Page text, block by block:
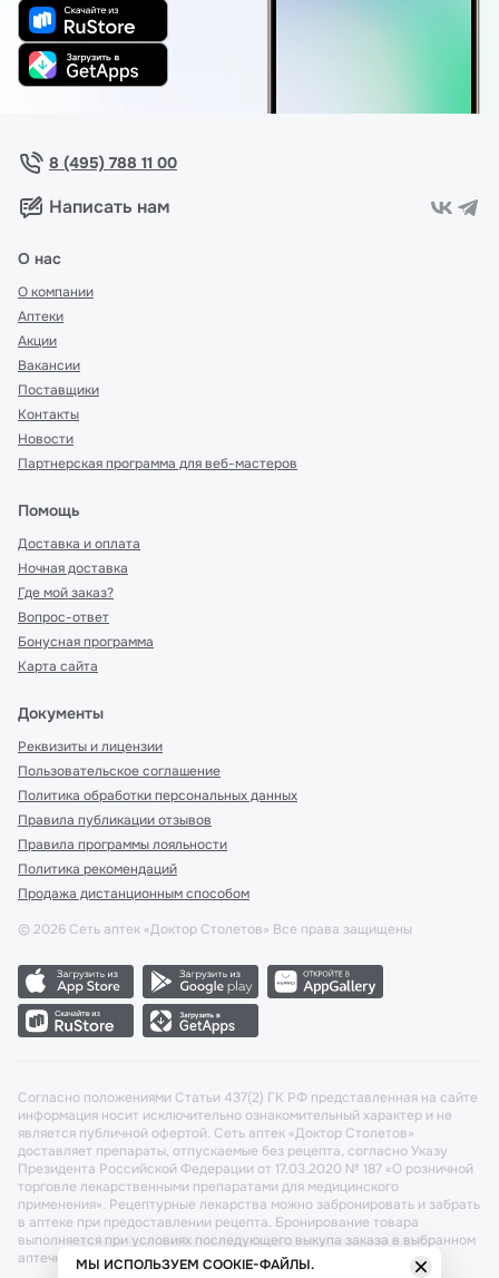
8 (495) 788 11 00
Написать нам
О нас
О компании
Аптеки
Акции
Вакансии
Поставщики
Контакты
Новости
Партнерская программа для веб-мастеров
Помощь
Доставка и оплата
Ночная доставка
Где мой заказ?
Вопрос-ответ
Бонусная программа
Карта сайта
Документы
Реквизиты и лицензии
Пользовательское соглашение
Политика обработки персональных данных
Правила публикации отзывов
Правила программы лояльности
Политика рекомендаций
Продажа дистанционным способом
© 2026 Сеть аптек «Доктор Столетов» Все права защищены
Согласно положениями Статьи 437(2) ГК РФ представленная на сайте
информация носит исключительно ознакомительный характер и не
является публичной офертой. Сеть аптек «Доктор Столетов»
доставляет препараты, отпускаемые без рецепта, согласно Указу
Президента Российской Федерации от 17.03.2020 № 187 «О розничной
торговле лекарственными препаратами для медицинского
применения». Рецептурные лекарства можно забронировать и забрать
в аптеке при предоставлении рецепта. Бронирование товара
выполняется при условиях последующего выкупа заказа в выбранном
аптечном пункте.МЫ ИСПОЛЬЗУЕМ COOKIE-ФАЙЛЫ.